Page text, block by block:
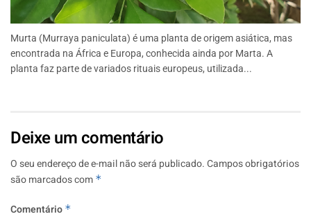
Murta (Murraya paniculata) é uma planta de origem asiática, mas
encontrada na África e Europa, conhecida ainda por Marta. A
planta faz parte de variados rituais europeus, utilizada...
Deixe um comentário
O seu endereço de e-mail não será publicado.Campos obrigatórios
são marcados com *
Comentário *